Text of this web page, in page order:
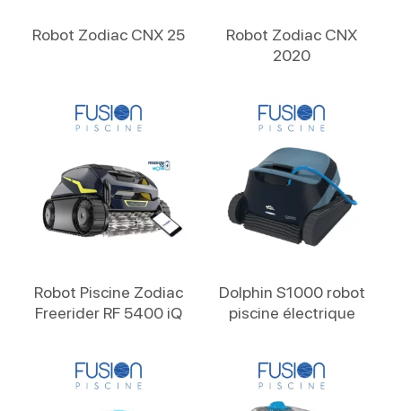
Robot Zodiac CNX 25
Robot Zodiac CNX
2020
Robot Piscine Zodiac
Freerider RF 5400 iQ
Dolphin S1000 robot
piscine électrique